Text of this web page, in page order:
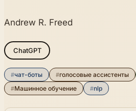
Andrew R. Freed
ChatGPT
#чат-боты #голосовые ассистенты
#Машинное обучение #nlp